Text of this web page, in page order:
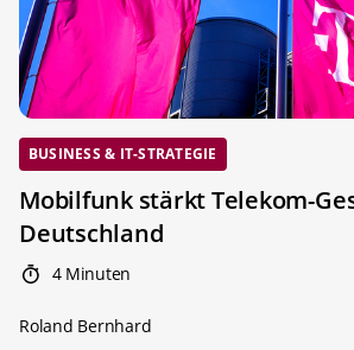
BUSINESS & IT-STRATEGIE
Mobilfunk stärkt Telekom-
Deutschland
4 Minuten
Roland Bernhard